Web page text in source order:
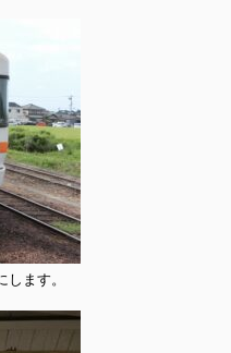
ます。